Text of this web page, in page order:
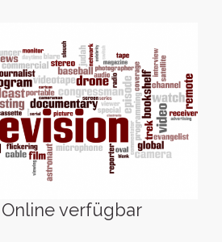
verfügbar